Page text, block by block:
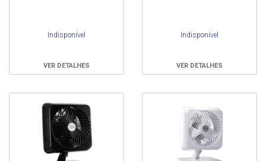
Indisponível
VER DETALHES
Indisponível
VER DETALHES